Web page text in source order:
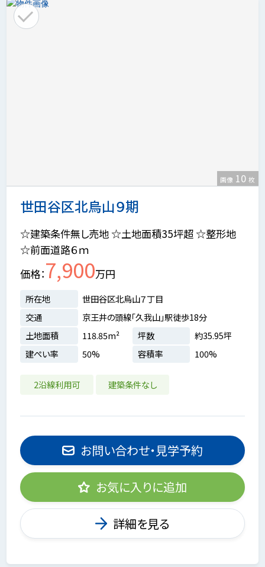
世田谷区北烏山９期
画像 10 枚
☆建築条件無し売地 ☆土地面積35坪超 ☆整形地
☆前面道路６ｍ
価格 7,900万円
所在地
世田谷区北烏山７丁目
交通
京王井の頭線「久我山」駅徒歩18分
土地面積
118.85m² 坪数
約35.95坪
建ぺい率
50% 容積率 100%
2沿線利用可 建築条件なし
お問い合わせ・見学予約
お気に入りに追加
詳細を見る